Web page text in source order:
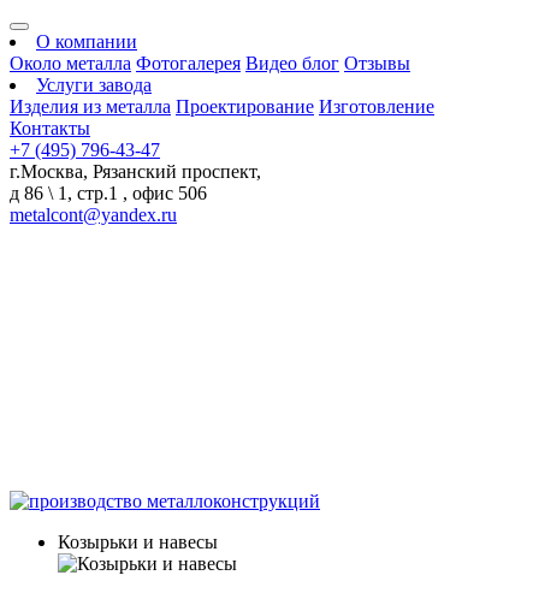
О компании
Около металла Фотогалерея Видео блог Отзывы
Услуги завода
Изделия из металла Проектирование Изготовление
Контакты
+7 (495) 796-43-47
г.Москва, Рязанский проспект,
д 86 \ 1, стр.1 , офис 506
metalcont@yandex.ru
Козырьки и навесы